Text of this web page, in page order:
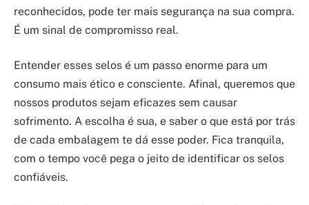
reconhecidos, pode ter mais segurança na sua compra.
É um sinal de compromisso real.
Entender esses selos é um passo enorme para um
consumo mais ético e consciente. Afinal, queremos que
nossos produtos sejam eficazes sem causar
sofrimento. A escolha é sua, e saber o que está por trás
de cada embalagem te dá esse poder. Fica tranquila,
com o tempo você pega o jeito de identificar os selos
confiáveis.